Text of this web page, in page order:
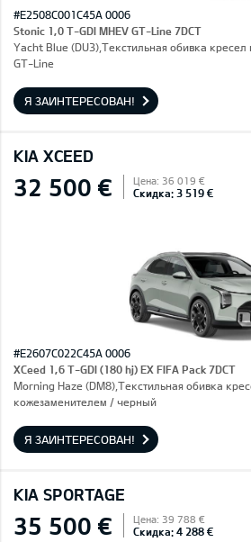
#E2508C001C45A 0006
Stonic 1,0 T-GDI MHEV GT-Line 7DCT
Yacht Blue (DU3),Текстильная обивка
GT-Line
Я ЗАИНТЕРЕСОВАН!
KIA XCEED
32 500 € Цена: 36 019 €
Скидка: 3 519 €
#E2607C022C45A 0006
XCeed 1,6 T-GDI (180 hj) EX FIFA Pack 7DCT
Morning Haze (DM8),Текстильная обивка
кожезаменителем / черный
Я ЗАИНТЕРЕСОВАН!
KIA SPORTAGE
35 500 € Цена: 39 788 €
Скидка: 4 288 €